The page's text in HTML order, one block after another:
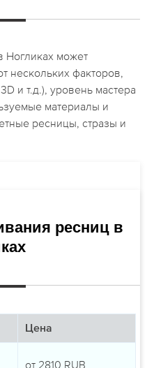
Ногликах может
нескольких факторов,
и т.д.), уровень мастера
материалы и
ресницы, стразы и
ресниц в
Цена
от 2810 RUB